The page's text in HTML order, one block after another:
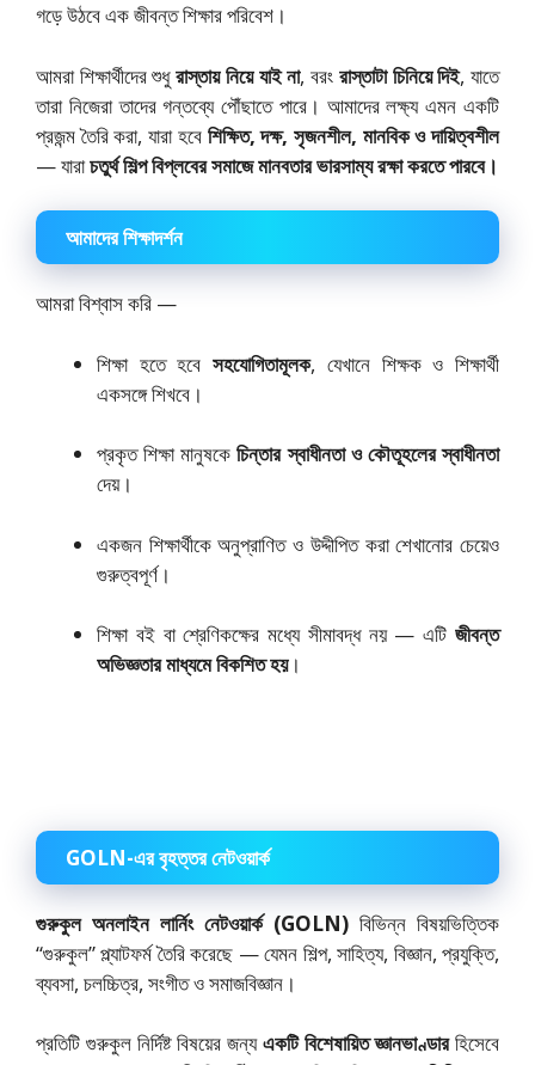
গড়ে উঠবে এক জীবন্ত শিক্ষার পরিবেশ।
আমরা শিক্ষার্থীদের শুধুরাস্তায় নিয়ে যাই না, বরং রাস্তাটা চিনিয়ে দিই, যাতে
তারা নিজেরা তাদের গন্তব্যে পৌঁছাতে পারে। আমাদের লক্ষ্য এমন একটি
প্রজন্ম তৈরি করা, যারা হবে শিক্ষিত, দক্ষ, সৃজনশীল, মানবিক ও দায়িত্বশীল
— যারাচতুর্থ শিল্প বিপ্লবের সমাজে মানবতার ভারসাম্য রক্ষা করতে পারবে।
আমাদের শিক্ষাদর্শন
আমরা বিশ্বাস করি —
শিক্ষা হতে হবেসহযোগিতামূলক, যেখানে শিক্ষক ও শিক্ষার্থী
একসঙ্গে শিখবে।
প্রকৃত শিক্ষা মানুষকেচিন্তার স্বাধীনতা ও কৌতূহলের স্বাধীনতা
দেয়।
একজন শিক্ষার্থীকে অনুপ্রাণিত ও উদ্দীপিত করা শেখানোর চেয়েও
গুরুত্বপূর্ণ।
শিক্ষা বই বা শ্রেণিকক্ষের মধ্যে সীমাবদ্ধ নয় — এটি জীবন্ত
অভিজ্ঞতার মাধ্যমে বিকশিত হয়।
GOLN-এর বৃহত্তর নেটওয়ার্ক
গুরুকুল অনলাইন লার্নিং নেটওয়ার্ক (GOLN) বিভিন্ন বিষয়ভিত্তিক
“গুরুকুল” প্ল্যাটফর্ম তৈরি করেছে — যেমন শিল্প, সাহিত্য, বিজ্ঞান, প্রযুক্তি,
ব্যবসা, চলচ্চিত্র, সংগীত ও সমাজবিজ্ঞান।
প্রতিটি গুরুকুল নির্দিষ্ট বিষয়ের জন্যএকটি বিশেষায়িত জ্ঞানভাণ্ডারহিসেবে